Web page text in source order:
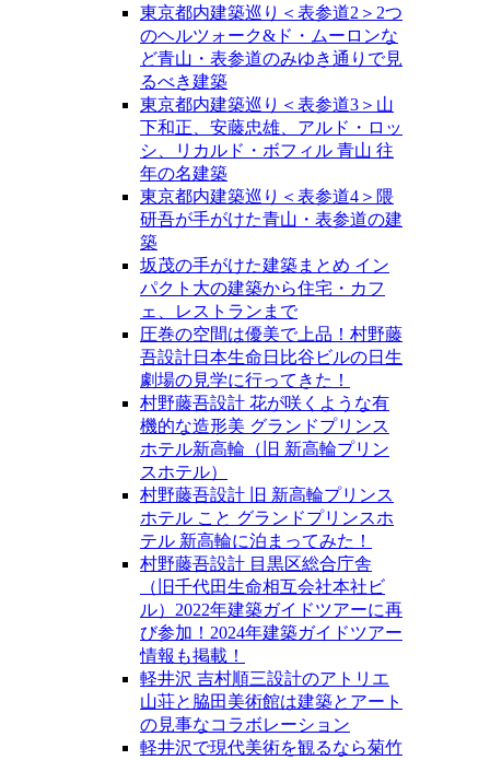
東京都内建築巡り＜表参道2＞2つ
のヘルツォーク&ド・ムーロンな
ど青山・表参道のみゆき通りで見
るべき建築
東京都内建築巡り＜表参道3＞山
下和正、安藤忠雄、アルド・ロッ
シ、リカルド・ボフィル 青山 往
年の名建築
東京都内建築巡り＜表参道4＞隈
研吾が手がけた青山・表参道の建
築
坂茂の手がけた建築まとめ イン
パクト大の建築から住宅・カフ
ェ、レストランまで
圧巻の空間は優美で上品！村野藤
吾設計日本生命日比谷ビルの日生
劇場の見学に行ってきた！
村野藤吾設計 花が咲くような有
機的な造形美 グランドプリンス
ホテル新高輪（旧 新高輪プリン
スホテル）
村野藤吾設計 旧 新高輪プリンス
ホテル こと グランドプリンスホ
テル 新高輪に泊まってみた！
村野藤吾設計 目黒区総合庁舎
（旧千代田生命相互会社本社ビ
ル）2022年建築ガイドツアーに再
び参加！2024年建築ガイドツアー
情報も掲載！
軽井沢 吉村順三設計のアトリエ
山荘と脇田美術館は建築とアート
の見事なコラボレーション
軽井沢で現代美術を観るなら菊竹